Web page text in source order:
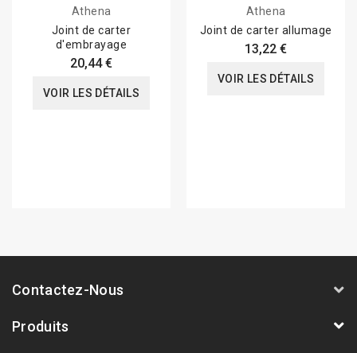
Athena
Joint de carter
d'embrayage
20,44 €
VOIR LES DÉTAILS
Athena
Joint de carter allumage
13,22 €
VOIR LES DÉTAILS
Contactez-Nous
Produits